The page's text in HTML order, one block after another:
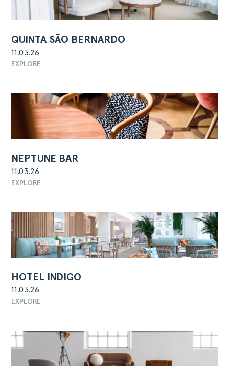
QUINTA SÃO BERNARDO
11.03.26
EXPLORE
NEPTUNE BAR
11.03.26
EXPLORE
HOTEL INDIGO
11.03.26
EXPLORE